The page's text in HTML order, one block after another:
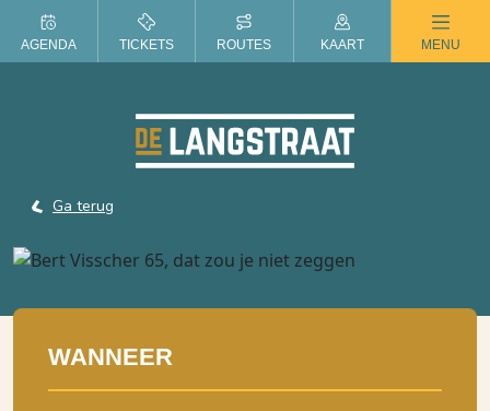
ZOMER IN DE LANGSTRAAT
Ga terug
WANNEER
AGENDA TICKETS ROUTES KAART MENU